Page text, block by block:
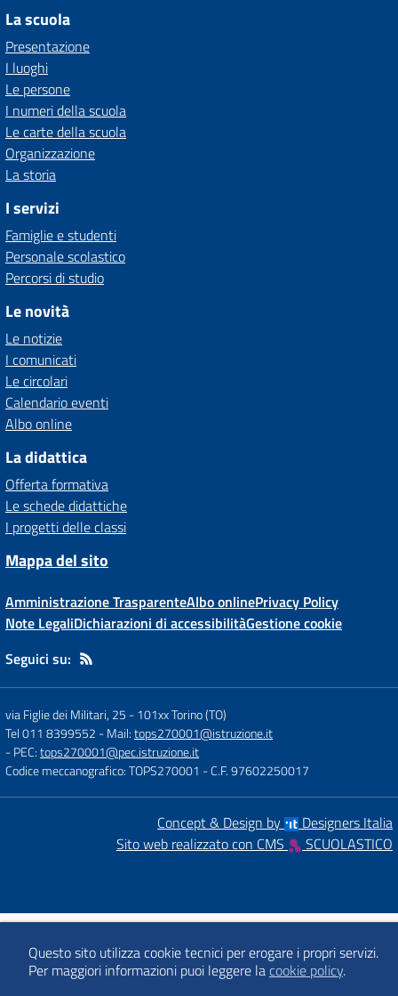
La scuola
Presentazione
I luoghi
Le persone
I numeri della scuola
Le carte della scuola
Organizzazione
La storia
I servizi
Famiglie e studenti
Personale scolastico
Percorsi di studio
Le novità
Le notizie
I comunicati
Le circolari
Calendario eventi
Albo online
La didattica
Offerta formativa
Le schede didattiche
I progetti delle classi
Mappa del sito
Amministrazione TrasparenteAlbo onlinePrivacy Policy
Note LegaliDichiarazioni di accessibilitàGestione cookie
Seguici su:
via Figlie dei Militari, 25 -101xx Torino (TO)
Tel 011 8399552 - Mail:tops270001@istruzione.it
- PEC:tops270001@pec.istruzione.it
Codice meccanografico: TOPS270001 - C.F. 97602250017
Concept & Design by
Designers Italia
Sito web realizzato con CMS
SCUOLASTICO
Questo sito utilizza cookie tecnici per erogare i propri servizi.
Per maggiori informazioni puoi leggere la cookie policy.